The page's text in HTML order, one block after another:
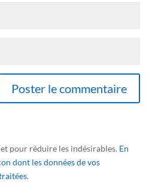
pour réduire les indésirables. En
dont les données de vos
.